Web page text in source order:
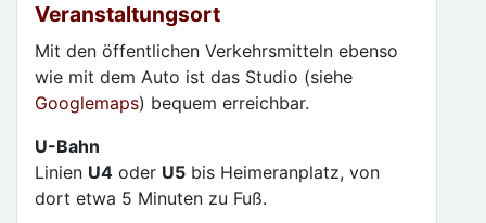
Veranstaltungsort
Mit den öffentlichen Verkehrsmitteln ebenso
wie mit dem Auto ist das Studio (siehe
Googlemaps) bequem erreichbar.
U-Bahn
Linien U4 oder U5 bis Heimeranplatz, von
dort etwa 5 Minuten zu Fuß.